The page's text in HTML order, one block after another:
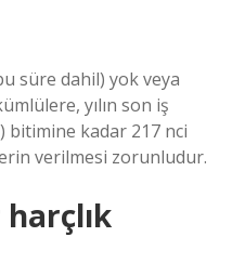
süre dahil) yok veya
yılın son iş
bitimine kadar 217 nci
verilmesi zorunludur.